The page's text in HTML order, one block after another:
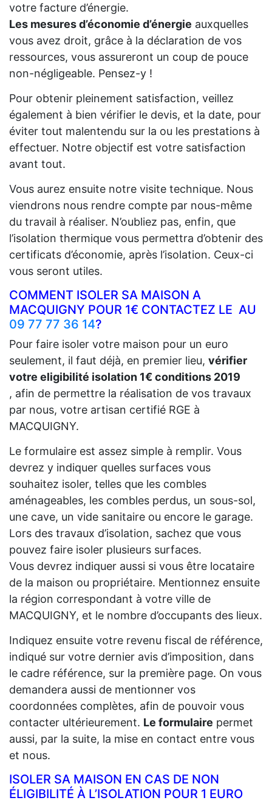
votre facture d’énergie.
Les mesures d’économie d’énergie auxquelles
vous avez droit, grâce à la déclaration de vos
ressources, vous assureront un coup de pouce
non-négligeable. Pensez-y !
Pour obtenir pleinement satisfaction, veillez
également à bien vérifier le devis, et la date, pour
éviter tout malentendu sur la ou les prestations à
effectuer. Notre objectif est votre satisfaction
avant tout.
Vous aurez ensuite notre visite technique. Nous
viendrons nous rendre compte par nous-même
du travail à réaliser. N’oubliez pas, enfin, que
l’isolation thermique vous permettra d’obtenir des
certificats d’économie, après l’isolation. Ceux-ci
vous seront utiles.
COMMENT ISOLER SA MAISON A
MACQUIGNY POUR 1€ CONTACTEZ LE AU
09 77 77 36 14?
Pour faire isoler votre maison pour un euro
seulement, il faut déjà, en premier lieu, vérifier
votre eligibilité isolation 1€ conditions 2019
, afin de permettre la réalisation de vos travaux
par nous, votre artisan certifié RGE à
MACQUIGNY.
Le formulaire est assez simple à remplir. Vous
devrez y indiquer quelles surfaces vous
souhaitez isoler, telles que les combles
aménageables, les combles perdus, un sous-sol,
une cave, un vide sanitaire ou encore le garage.
Lors des travaux d’isolation, sachez que vous
pouvez faire isoler plusieurs surfaces.
Vous devrez indiquer aussi si vous être locataire
de la maison ou propriétaire. Mentionnez ensuite
la région correspondant à votre ville de
MACQUIGNY, et le nombre d’occupants des lieux.
Indiquez ensuite votre revenu fiscal de référence,
indiqué sur votre dernier avis d’imposition, dans
le cadre référence, sur la première page. On vous
demandera aussi de mentionner vos
coordonnées complètes, afin de pouvoir vous
contacter ultérieurement. Le formulaire permet
aussi, par la suite, la mise en contact entre vous
et nous.
ISOLER SA MAISON EN CAS DE NON
ÉLIGIBILITÉ À L’ISOLATION POUR 1 EURO